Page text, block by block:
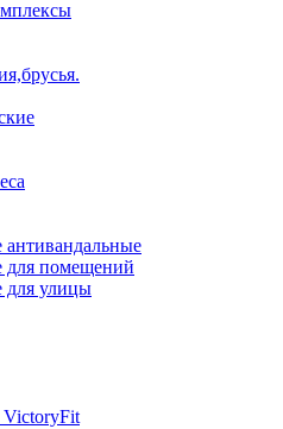
для помещений
для улицы
VictoryFit